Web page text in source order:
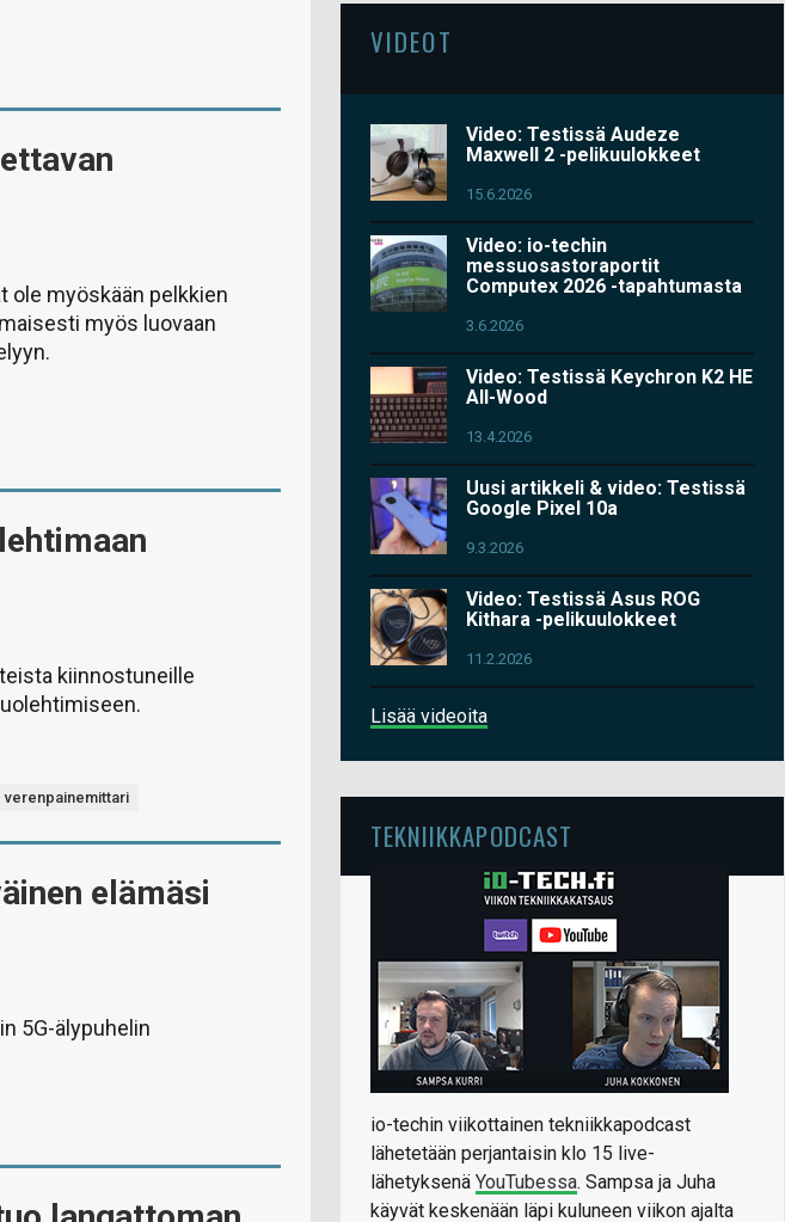
ole myöskään pelkkien
myös luovaan
kiinnostuneille
verenpainemittari
elämäsi
5G-älypuhelin
VIDEOT
Video: Testissä Audeze
Maxwell 2 -pelikuulokkeet
15.6.2026
Video: io-techin
messuosastoraportit
Computex 2026 -tapahtumasta
3.6.2026
Video: Testissä Keychron K2 HE
All-Wood
13.4.2026
Uusi artikkeli & video: Testissä
Google Pixel 10a
9.3.2026
Video: Testissä Asus ROG
Kithara -pelikuulokkeet
11.2.2026
Lisää videoita
TEKNIIKKAPODCAST
io-techin viikottainen tekniikkapodcast
lähetetään perjantaisin klo 15 live-
lähetyksenä YouTubessa. Sampsa ja Juha
käyvät keskenään läpi kuluneen viikon ajalta